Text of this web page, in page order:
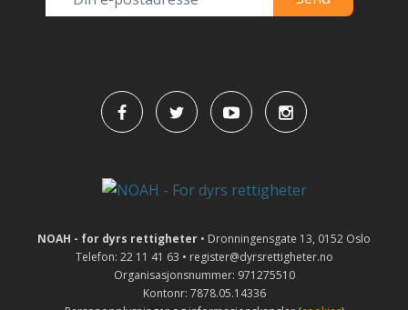
NOAH - for dyrs rettigheter • Dronningensgate 13, 0152 Oslo
Telefon: 22 11 41 63 • register@dyrsrettigheter.no
Organisasjonsnummer: 971275510
Kontonr: 7878.05.14336